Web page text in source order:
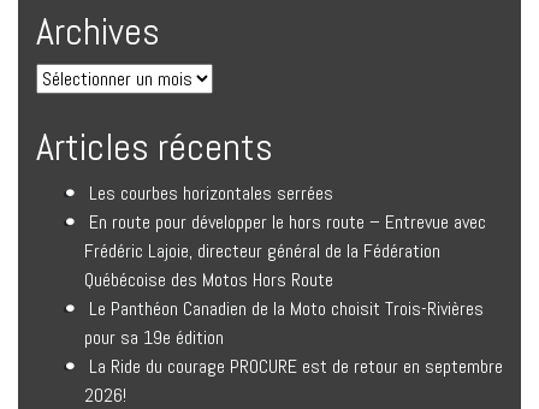
Archives
Articles récents
Les courbes horizontales serrées
En route pour développer le hors route – Entrevue avec
Frédéric Lajoie, directeur général de la Fédération
Québécoise des Motos Hors Route
Le Panthéon Canadien de la Moto choisit Trois-Rivières
pour sa 19e édition
La Ride du courage PROCURE est de retour en septembre
2026!